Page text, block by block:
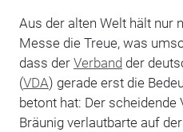
Aus der alten Welt hält nur
Messe die Treue, was
dass der Verband der
(VDA) gerade erst die
betont hat: Der
Bräunig verlautbarte auf